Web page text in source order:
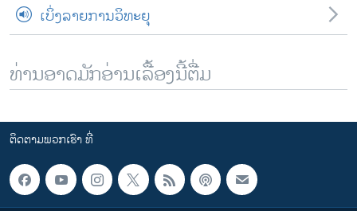
ເບິ່ງລາຍການວິທະຍຸ
ທ່ານອາດມັກອ່ານເລື້ອງນີ້ຕື່ມ
ຕິດຕາມພວກເຮົາ ທີ່